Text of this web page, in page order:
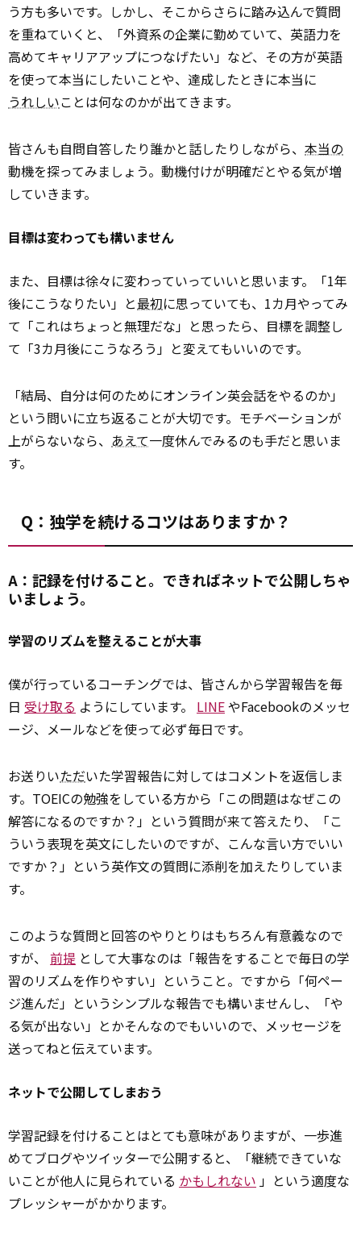
う方も多いです。しかし、そこからさらに踏み込んで質問
を重ねていくと、「外資系の企業に勤めていて、英語力を
高めてキャリアアップにつなげたい」など、その方が英語
を使って本当にしたいことや、達成したときに本当に
うれしいことは何なのかが出てきます。
皆さんも自問自答したり誰かと話したりしながら、 本当の
動機を探ってみましょう。動機付けが明確だとやる気が増
していきます。
目標は変わっても構いません
また、目標は徐々に変わっていっていいと思います。「1年
後にこうなりたい」と最初に思っていても、1カ月やってみ
て「これはちょっと無理だな」と思ったら、目標を調整し
て「3カ月後にこうなろう」と変えてもいいのです。
「結局、自分は何のためにオンライン英会話をやるのか」
という問いに立ち返ることが大切です。モチベーションが
上がらないなら、 あえて一度休んでみるのも手だと思いま
す。
Q：独学を続けるコツはありますか？
A：記録を付けること。できればネットで公開しちゃ
いましょう。
学習のリズムを整えることが大事
僕が行っているコーチングでは、皆さんから学習報告を毎
日 受け取る ようにしています。 LINEやFacebookのメッセ
ージ、メールなどを使って必ず毎日です。
お送りいただいた学習報告に対してはコメントを返信しま
す。TOEICの勉強をしている方から「この問題はなぜこの
解答になるのですか？」という質問が来て答えたり、「こ
ういう表現を英文にしたいのですが、こんな言い方でいい
ですか？」という英作文の質問に添削を加えたりしていま
す。
このような質問と回答のやりとりはもちろん有意義なので
すが、 前提 として大事なのは「報告をすることで毎日の学
習のリズムを作りやすい」ということ。ですから「何ペー
ジ進んだ」というシンプルな報告でも構いませんし、「や
る気が出ない」とかそんなのでもいいので、メッセージを
送ってねと伝えています。
ネットで公開してしまおう
学習記録を付けることはとても意味がありますが、一歩進
めてブログやツイッターで公開すると、「継続できていな
いことが他人に見られている かもしれない 」という適度な
プレッシャーがかかります。